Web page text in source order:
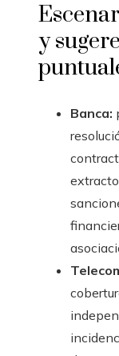
y
Banca: